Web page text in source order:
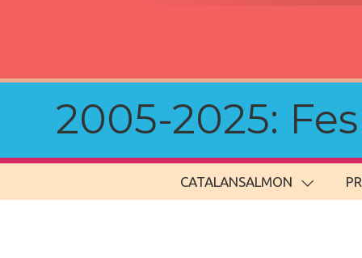
2005-2025:
CATALANSALMON